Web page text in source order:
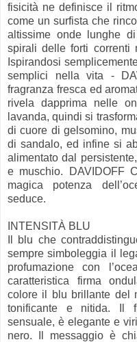
fisicità ne definisce il
come un surfista che
altissime onde lunghe
spirali delle forti correnti
Ispirandosi
semplici nella vita -
fragranza fresca ed
rivela dapprima nelle
lavanda, quindi si
di cuore di gelsomino,
di sandalo, ed infine si
alimentato dal
e muschio. DAVIDOFF
magica potenza
seduce.
INTENSITÀ BLU
Il blu che
sempre simboleggia il
profumazione con
caratteristica firma
colore il blu brillante del
tonificante e nitida. Il
sensuale, è elegante e
nero. Il messaggio è